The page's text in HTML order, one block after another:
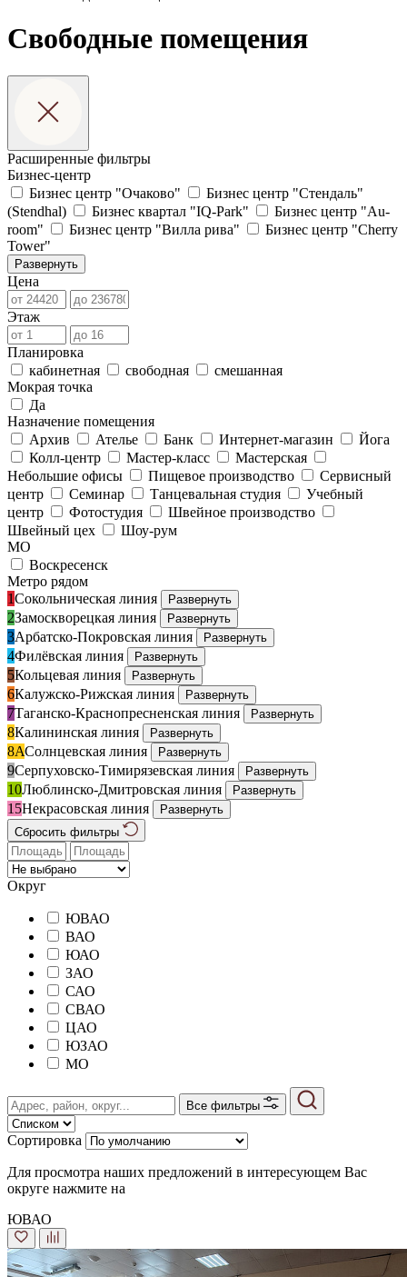
Свободные помещения
Расширенные фильтры
Бизнес-центр
Бизнес центр "Очаково"
Бизнес центр "Стендаль"
(Stendhal)
Бизнес квартал "IQ-Park"
Бизнес центр "Au-
room"
Бизнес центр "Вилла рива"
Бизнес центр "Cherry
Tower"
Развернуть
Цена
Этаж
Планировка
кабинетная
свободная
смешанная
Мокрая точка
Да
Назначение помещения
Архив
Ателье Банк Интернет-магазин
Йога
Колл-центр
Мастер-класс
Мастерская
Небольшие офисы
Пищевое производство
Сервисный
центр
Семинар Танцевальная студия
Учебный
центр
Фотостудия
Швейное производство
Швейный цех
Шоу-рум
МО
Воскресенск
Метро рядом
1Сокольническая линия Развернуть
2Замоскворецкая линия Развернуть
3Арбатско-Покровская линия Развернуть
4Филёвская линия Развернуть
5Кольцевая линия Развернуть
6Калужско-Рижская линия Развернуть
7Таганско-Краснопресненская линия Развернуть
8Калининская линия Развернуть
8АСолнцевская линия Развернуть
9Серпуховско-Тимирязевская линия Развернуть
10Люблинско-Дмитровская линия Развернуть
15Некрасовская линия
Развернуть
Сбросить фильтры
Округ
ЮВАО
ВАО
ЮАО
ЗАО
САО
СВАО
ЦАО
ЮЗАО
MO
Все фильтры
Сортировка
Для просмотра наших предложений в интересующем Вас
округе нажмите на
ЮВАО